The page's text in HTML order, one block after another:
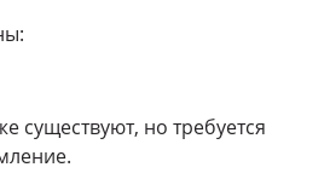
существуют, но требуется